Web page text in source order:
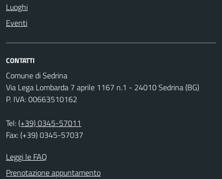
Luoghi
Eventi
CONTATTI
Comune di Sedrina
Via Lega Lombarda 7 aprile 1167 n.1 - 24010 Sedrina (BG)
P. IVA: 00663510162
Tel:(+39) 0345-57011
Fax: (+39) 0345-57037
Leggi le FAQ
Prenotazione appuntamento